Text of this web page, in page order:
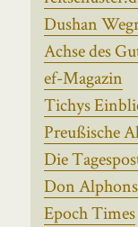
Dushan
Achse des
ef-Magazin
Tichys
Preußische
Die
Don
Epoch Times